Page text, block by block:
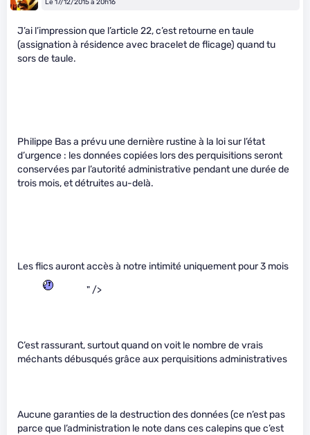
Le 17/12/2015 à 20h16
J’ai l’impression que l’article 22, c’est retourne en taule
(assignation à résidence avec bracelet de flicage) quand tu
sors de taule.
Philippe Bas a prévu une dernière rustine à la loi sur l’état
d’urgence : les données copiées lors des perquisitions seront
conservées par l’autorité administrative pendant une durée de
trois mois, et détruites au-delà.
Les flics auront accès à notre intimité uniquement pour 3 mois
" />
C’est rassurant, surtout quand on voit le nombre de vrais
méchants débusqués grâce aux perquisitions administratives
Aucune garanties de la destruction des données (ce n’est pas
parce que l’administration le note dans ces calepins que c’est